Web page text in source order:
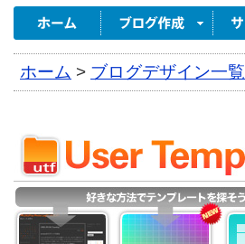
ホーム > ブログデザイン一覧